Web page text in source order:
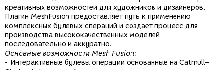
креативных возможностей для художников и дизайнеров.
Плагин MeshFusion предоставляет путь к применению
комплексных булевых операций и создает процесс для
производства высококачественных моделей
последовательно и аккуратно.
Основные возможности Mesh Fusion:
- Интерактивные булевы операции основанные на Catmull–